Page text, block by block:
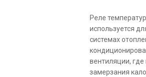
Реле
используется
системах
вентиляции,
замерзания